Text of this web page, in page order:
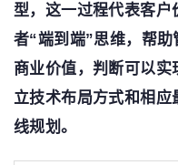
型，这一过程代表客
者“端到端”思维，帮
商业价值，判断可以
立技术布局方式和相
线规划。